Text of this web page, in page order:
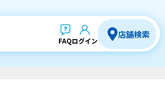
FAQログイン
店舗検索